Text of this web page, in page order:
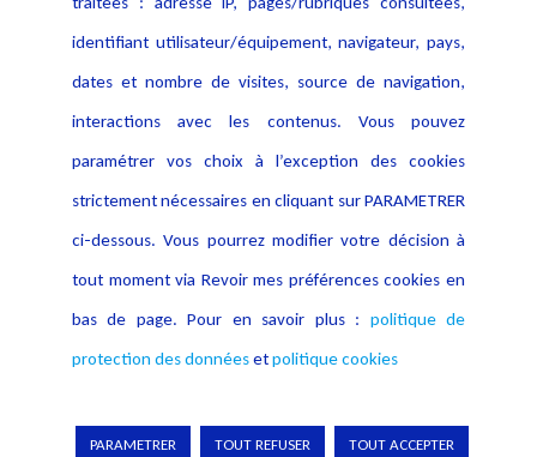
Copyright © 2026 Lexing
identifiant utilisateur/équipement, navigateur, pays,
dates et nombre de visites, source de navigation,
interactions avec les contenus. Vous pouvez
paramétrer vos choix à l’exception des cookies
strictement nécessaires en cliquant sur PARAMETRER
ci-dessous. Vous pourrez modifier votre décision à
tout moment via Revoir mes préférences cookies en
bas de page. Pour en savoir plus : politique de
protection des donnéesetpolitique cookies
PARAMETRER TOUT REFUSER TOUT ACCEPTER